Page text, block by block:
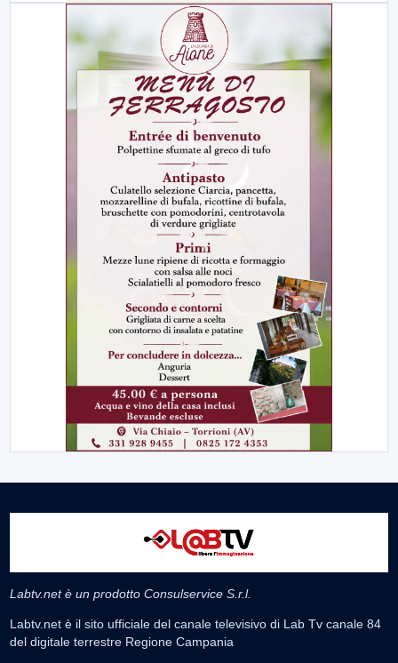
Labtv.net è un prodotto Consulservice S.r.l.
Labtv.net è il sito ufficiale del canale televisivo di Lab Tv canale 84
del digitale terrestre Regione Campania